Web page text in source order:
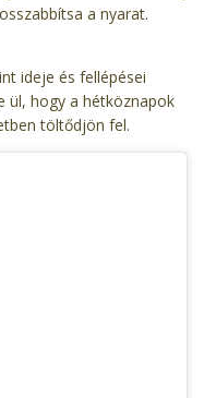
a nyarat.
ideje és fellépései
ül, hogy a hétköznapok
töltődjön fel.